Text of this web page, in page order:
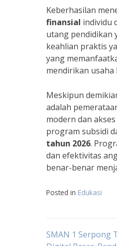
Keberhasilan
finansial individu
utang pendidikan
keahlian praktis
yang
mendirikan
Meskipun
adalah
modern dan
program subsidi
tahun 2026.
dan efektivitas
benar-benar
Posted in Edukasi
SMAN 1 Serpong